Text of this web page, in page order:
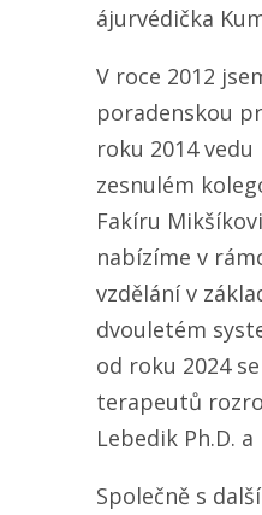
ájurvédička
V roce 2012
poradenskou
roku 2014
zesnulém
Fakíru
nabízíme v
vzdělání v
dvouletém
od roku 2024
terapeutů
Lebedik Ph.D.
Společně s